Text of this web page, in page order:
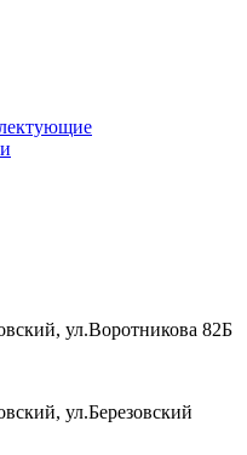
ул.Воротникова 82Б
ул.Березовский